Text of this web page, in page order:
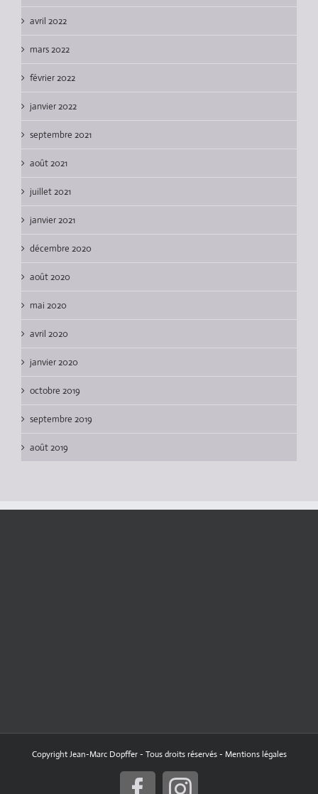
avril 2022
mars 2022
février 2022
janvier 2022
septembre 2021
août 2021
juillet 2021
janvier 2021
décembre 2020
août 2020
mai 2020
avril 2020
janvier 2020
octobre 2019
septembre 2019
août 2019
Copyright Jean-Marc Dopffer - Tous droits réservés - Mentions légales
FacebookInstagram